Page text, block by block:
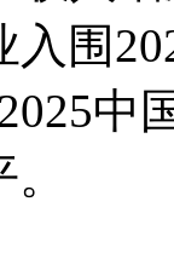
入围
中